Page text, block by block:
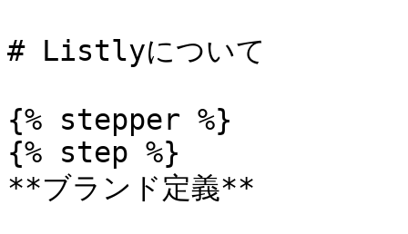
# Listlyについて
{% stepper %}
{% step %}
**ブランド定義**